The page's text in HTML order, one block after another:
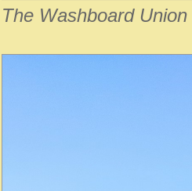
The Washboard Union